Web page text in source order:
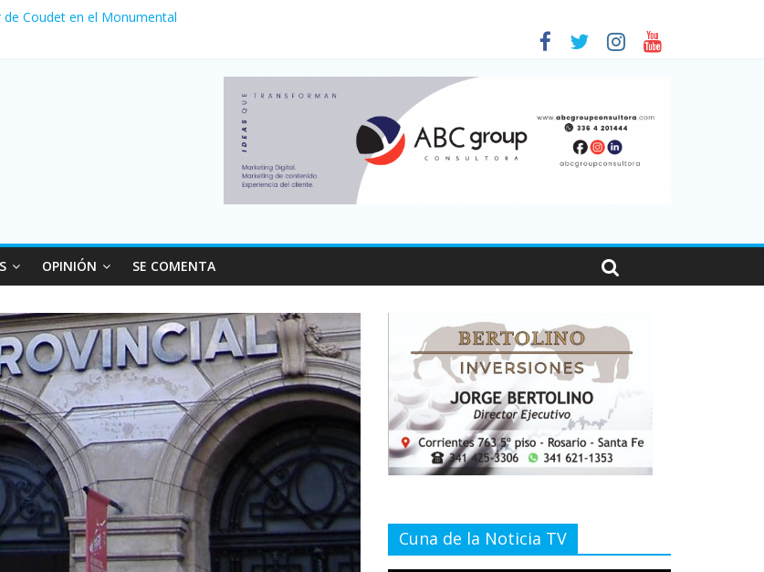
de Coudet en el Monumental
más movimiento y consumo turístico: 4,6 millones de personas viajaron por el país, un 5,9% más que en 2025
autos usados en julio: bajó un 12,6% interanual
OPINIÓN SE COMENTA
Cuna de la Noticia TV